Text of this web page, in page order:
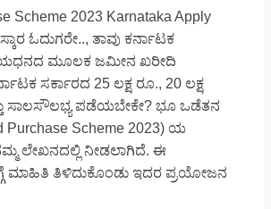
Scheme 2023 Karnataka Apply
ಓದುಗರೇ.., ತಾವು ಕರ್ನಾಟಕ
ಮೂಲಕ ಜಮೀನ ಖರೀದಿ
ಸರ್ಕಾರದ 25 ಲಕ್ಷ ರೂ., 20 ಲಕ್ಷ
ಸಾಲಸೌಲಭ್ಯ ಪಡೆಯಬೇಕೇ? ಭೂ ಒಡೆತನ
Scheme 2023) ಯ
ಲೇಖನದಲ್ಲಿ ನೀಡಲಾಗಿದೆ. ಈ
ತಿಳಿದುಕೊಂಡು ಇದರ ಪ್ರಯೋಜನ